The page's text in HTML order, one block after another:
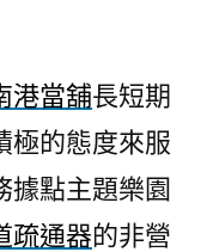
園
以
自
創
翻
港當舖長短期
極的態度來服
據點主題樂園
疏通器的非營